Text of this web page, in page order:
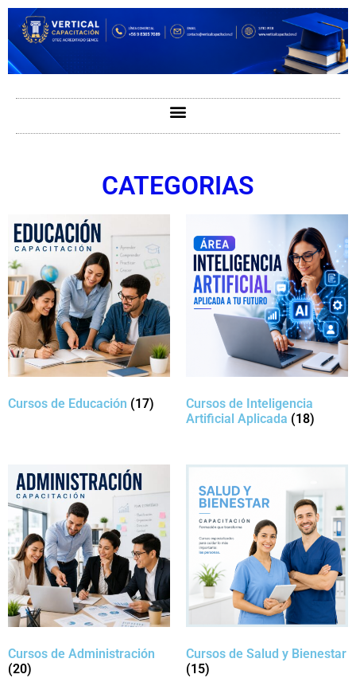
CATEGORIAS
Cursos de Educación (17)
Cursos de Inteligencia
Artificial Aplicada (18)
Cursos de Administración
(20)
Cursos de Salud y Bienestar
(15)